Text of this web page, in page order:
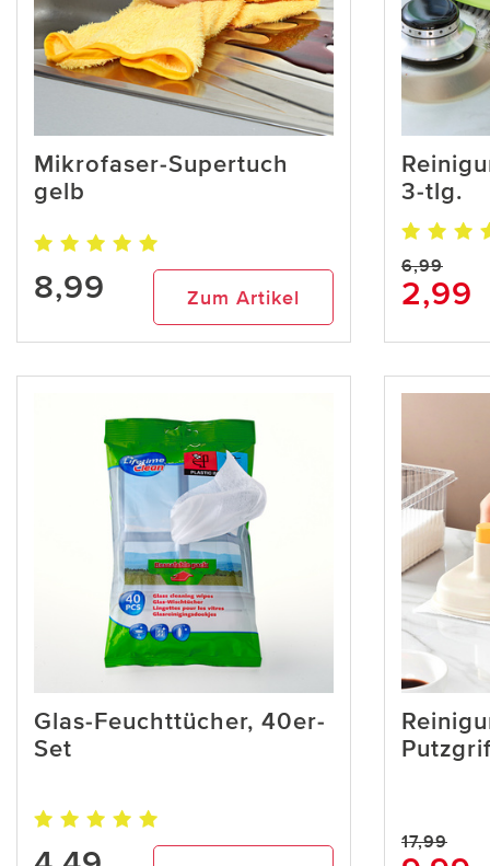
Mikrofaser-Supertuch
gelb
8,99 Zum Artikel
3-tlg.
6,99
2,99
Glas-Feuchttücher, 40er-
Set
17,99